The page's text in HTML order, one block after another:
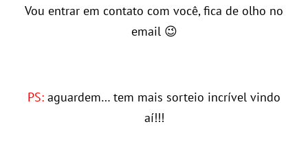
Vou entrar em contato com você, fica de olho no
email 😉
PS: aguardem… tem mais sorteio incrível vindo
aí!!!